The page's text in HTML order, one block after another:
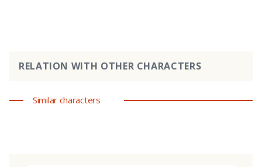
RELATION WITH OTHER CHARACTERS
Similar characters